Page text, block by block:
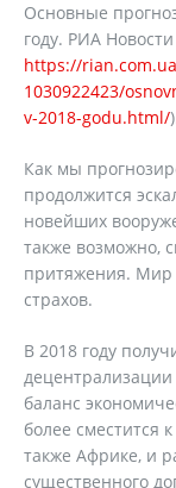
Основные
году. РИА
https://
1030922423/
v-2018-godu.html/
Как мы
продолжится
новейших
также возможно,
притяжения. Мир
страхов.
В 2018 году
баланс
более сместится
также Африке, и
существенного